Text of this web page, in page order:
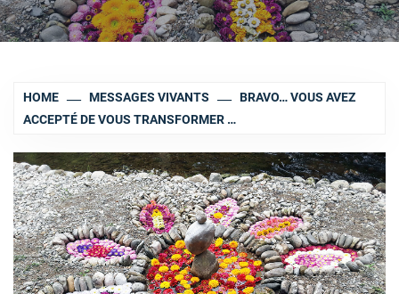
HOME MESSAGES VIVANTS
BRAVO… VOUS AVEZ
ACCEPTÉ DE VOUS TRANSFORMER …